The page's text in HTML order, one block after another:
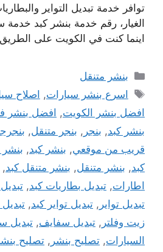
توافر خدمة تبديل التواير
الغيار، رقم خدمة بنشر كبد
اينما كنت في الكويت على
التصنيفات
بنشر متنقل
الوسوم
اسرع بنشر سيارات, اصلاح
افضل بنشر الكويت, افضل بنشر
بنشر كبد, بنجر , بنجر متنقل,
قريب من موقعي, بنشر كبد,
كبد, بنشر متنقل, بنشر متنقل كبد,
اطارات, تبديل بطاريات كبد,
تبديل تواير , تبديل تواير كبد,
زيت وفلتر , تبديل سفايف, تبديل
السيارات, تصليح بنشر , تصليح